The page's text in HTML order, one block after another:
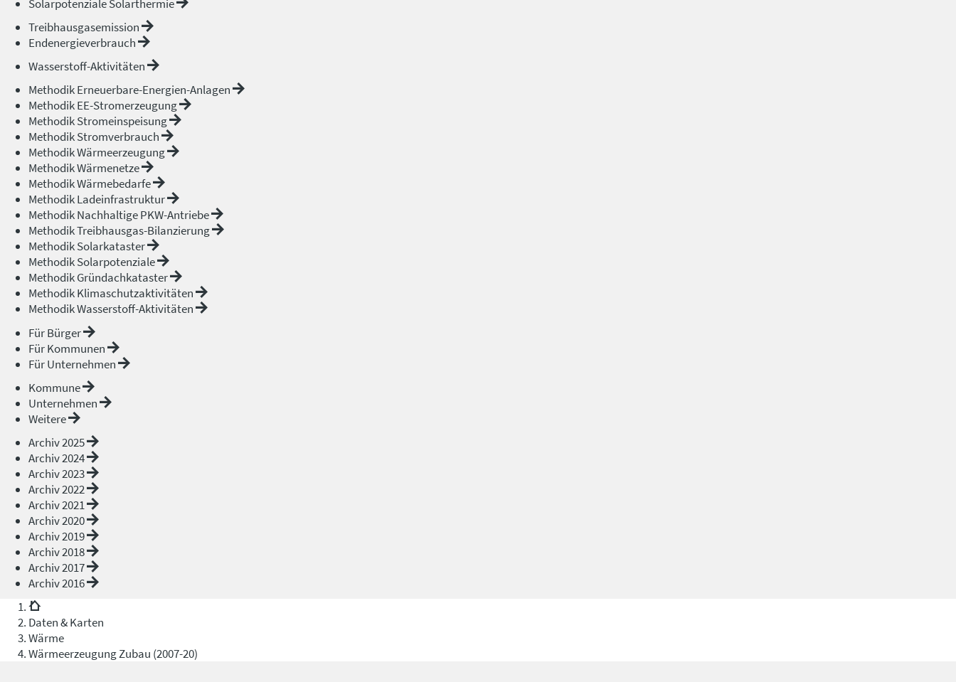
Solarpotenziale Solarthermie
Treibhausgasemission
Endenergieverbrauch
Wasserstoff-Aktivitäten
Methodik Erneuerbare-Energien-Anlagen
Methodik EE-Stromerzeugung
Methodik Stromeinspeisung
Methodik Stromverbrauch
Methodik Wärmeerzeugung
Methodik Wärmenetze
Methodik Wärmebedarfe
Methodik Ladeinfrastruktur
Methodik Nachhaltige PKW-Antriebe
Methodik Treibhausgas-Bilanzierung
Methodik Solarkataster
Methodik Solarpotenziale
Methodik Gründachkataster
Methodik Klimaschutzaktivitäten
Methodik Wasserstoff-Aktivitäten
Für Bürger
Für Kommunen
Für Unternehmen
Kommune
Unternehmen
Weitere
Archiv 2025
Archiv 2024
Archiv 2023
Archiv 2022
Archiv 2021
Archiv 2020
Archiv 2019
Archiv 2018
Archiv 2017
Archiv 2016
Daten & Karten
Wärme
Wärmeerzeugung Zubau (2007-20)